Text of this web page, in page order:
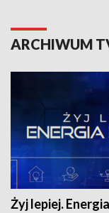
ARCHIWUM
Żyj lepiej.